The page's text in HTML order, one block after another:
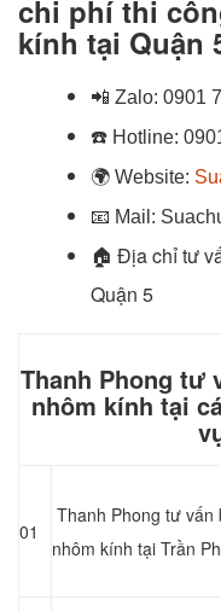
chi phí thi
kính tại Quận
📲 Zalo: 0901
☎️ Hotline:
🌍 Website:
📧 Mail:
🏠 Địa chỉtư
Quận 5
Thanh Phong tư
nhôm kính tại
01
Thanh Phong tư vấn
nhôm kính tại Trần